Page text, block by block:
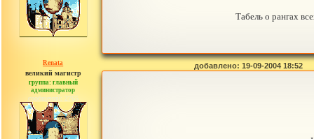
Табель о рангах
Renata
великий магистр
группа: главный
администратор
сообщений: 2765
добавлено: 19-09-2004 18:52